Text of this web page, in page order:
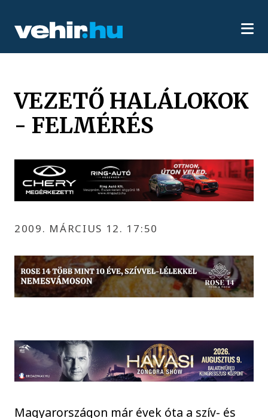
VEZETŐ HALÁLOKOK
- FELMÉRÉS
2009. MÁRCIUS 12. 17:50
Magyarországon már évek óta a szív- és